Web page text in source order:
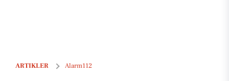
ARTIKLER Alarm112
Indbrud på L.P. Bechs Vej i Risskov